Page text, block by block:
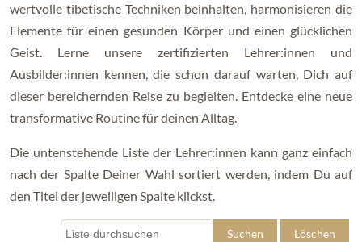
wertvolle tibetische Techniken beinhalten, harmonisieren die
Elemente für einen gesunden Körper und einen glücklichen
Geist. Lerne unsere zertifizierten Lehrer:innen und
Ausbilder:innen kennen, die schon darauf warten, Dich auf
dieser bereichernden Reise zu begleiten. Entdecke eine neue
transformative Routine für deinen Alltag.
Die untenstehende Liste der Lehrer:innen kann ganz einfach
nach der Spalte Deiner Wahl sortiert werden, indem Du auf
den Titel der jeweiligen Spalte klickst.
Suchen Löschen